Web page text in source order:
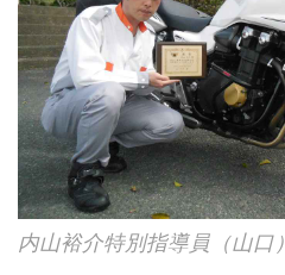
内山裕介特別指導員（山口）